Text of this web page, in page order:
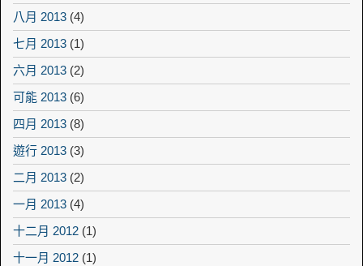
八月 2013 (4)
七月 2013 (1)
六月 2013 (2)
可能 2013 (6)
四月 2013 (8)
遊行 2013 (3)
二月 2013 (2)
一月 2013 (4)
十二月 2012 (1)
十一月 2012 (1)